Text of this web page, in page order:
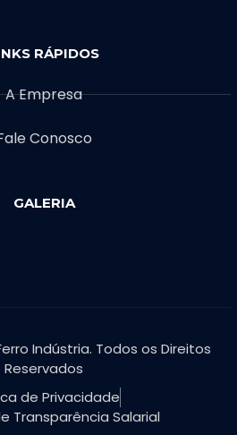
RÁPIDOS
A Empresa
Conosco
GALERIA
Indústria. Todos os Direitos
Reservados
de Privacidade
Transparência Salarial